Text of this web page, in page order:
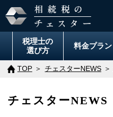
税理士の
選び方
料金プラン
TOP チェスターNEWS
チェスターNEWS